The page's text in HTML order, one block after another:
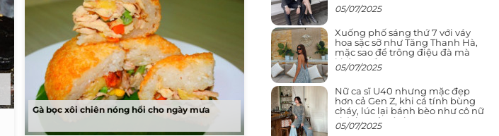
Gà bọc xôi chiên nóng hổi cho ngày mưa
05/07/2025
Xuống phố sáng thứ 7 với váy
hoa sặc sỡ như Tăng Thanh Hà,
mặc sao để trông điệu đà mà
không sến
05/07/2025
Nữ ca sĩ U40 nhưng mặc đẹp
hơn cả Gen Z, khi cá tính bùng
cháy, lúc lại bánh bèo như cô nữ
chính ngôn tình
05/07/2025